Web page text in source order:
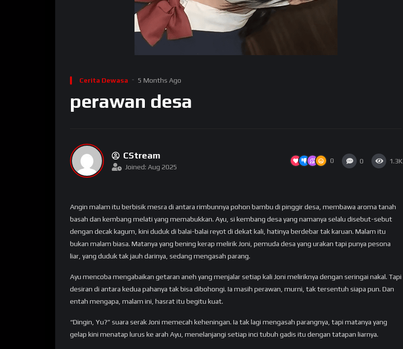
Cerita Dewasa 5 Months Ago
perawan desa
CStream
Joined: Aug 2025
0 0 1.3K
Angin malam itu berbisik mesra di antara rimbunnya pohon bambu di pinggir desa, membawa aroma tanah
basah dan kembang melati yang memabukkan. Ayu, si kembang desa yang namanya selalu disebut-sebut
dengan decak kagum, kini duduk di balai-balai reyot di dekat kali, hatinya berdebar tak karuan. Malam itu
bukan malam biasa. Matanya yang bening kerap melirik Joni, pemuda desa yang urakan tapi punya pesona
liar, yang duduk tak jauh darinya, sedang mengasah parang.
Ayu mencoba mengabaikan getaran aneh yang menjalar setiap kali Joni meliriknya dengan seringai nakal. Tapi
desiran di antara kedua pahanya tak bisa dibohongi. Ia masih perawan, murni, tak tersentuh siapa pun. Dan
entah mengapa, malam ini, hasrat itu begitu kuat.
“Dingin, Yu?” suara serak Joni memecah keheningan. Ia tak lagi mengasah parangnya, tapi matanya yang
gelap kini menatap lurus ke arah Ayu, menelanjangi setiap inci tubuh gadis itu dengan tatapan liarnya.